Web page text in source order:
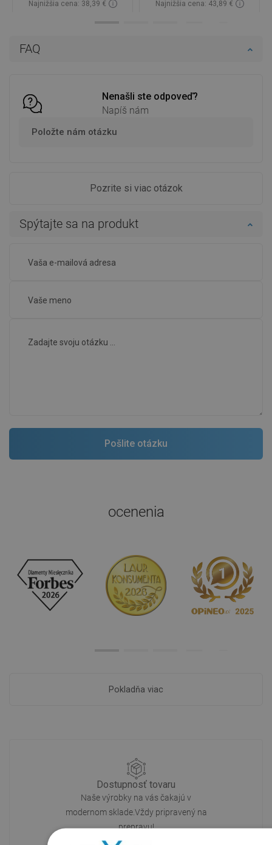
FAQ
Nenašli ste odpoveď?
Napíš nám
Položte nám otázku
Pozrite si viac otázok
Spýtajte sa na produkt
Najnižšia cena: 38,39 €
Najnižšia cena: 43,89 €
ocenenia
Pokladňa viac
Dostupnosť tovaru
Naše výrobky na vás čakajú v
modernom sklade.Vždy pripravený na
prepravu!